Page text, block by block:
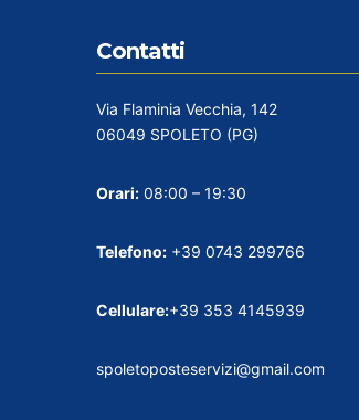
Contatti
Via Flaminia Vecchia, 142
06049 SPOLETO (PG)
Orari: 08:00 – 19:30
Telefono: +39 0743 299766
Cellulare:+39 353 4145939
spoletoposteservizi@gmail.com